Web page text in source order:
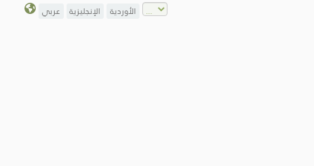
عربي الإنجليزية الأوردية